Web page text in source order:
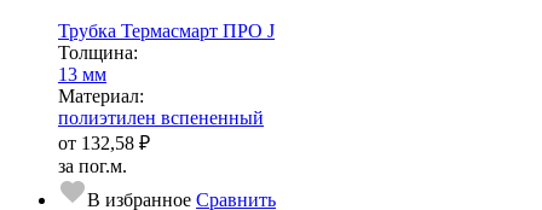
Трубка Термасмарт ПРО J
Тол­щи­на:
13 мм
Ма­­те­­ри­­ал:
полиэтилен вспененный
от 132,58 ₽
за пог.м.
В избранное Сравнить